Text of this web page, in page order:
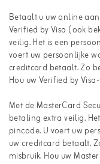
Betaalt u uw online
Verified by Visa (ook
veilig. Het is een
voert uw persoonlijke
creditcard betaalt. Zo
Hou uw Verified by
Met de MasterCard
betaling extra veilig.
pincode. U voert uw
uw creditcard betaalt.
misbruik. Hou uw